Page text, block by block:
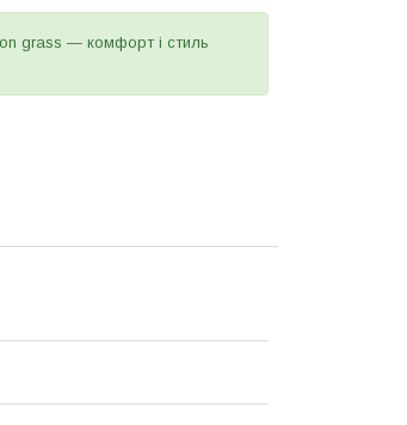
grass — комфорт і стиль